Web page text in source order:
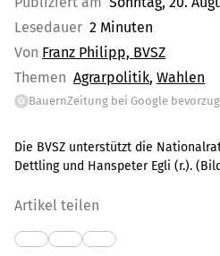
Lesedauer 2 Minuten
Von Franz Philipp, BVSZ
Themen Agrarpolitik Wahlen
G BauernZeitung bei Google
Die BVSZ unterstützt die
Dettling und Hanspeter Egli (r.).
Artikel teilen